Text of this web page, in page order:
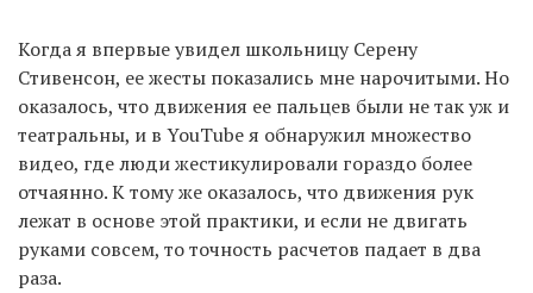
Когда я впервые увидел школьницу Серену
Стивенсон, ее жесты показались мне нарочитыми. Но
оказалось, что движения ее пальцев были не так уж и
театральны, и в YouTube я обнаружил множество
видео, где люди жестикулировали гораздо более
отчаянно. К тому же оказалось, что движения рук
лежат в основе этой практики, и если не двигать
руками совсем, то точность расчетов падает в два
раза.